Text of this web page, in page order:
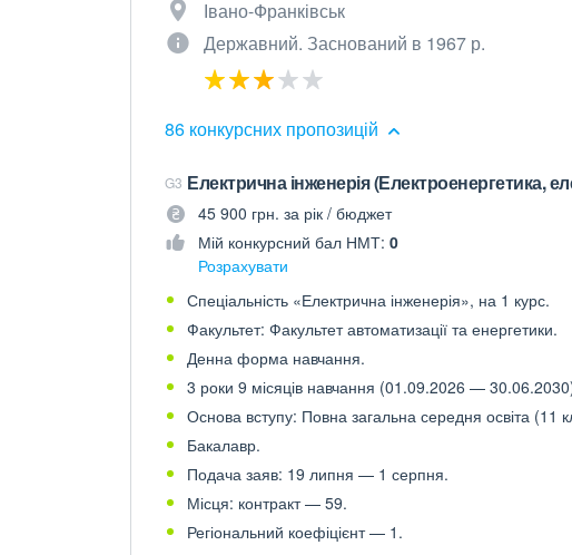
Івано-Франківськ
Державний. Заснований в 1967 р.
86 конкурсних пропозицій
G3 Електрична інженерія (Електроенергетика,
45 900 грн. за рік / бюджет
Мій конкурсний бал НМТ: 0
Розрахувати
Спеціальність «Електрична інженерія», на 1 курс.
Факультет: Факультет автоматизації та енергетики.
Денна форма навчання.
3 роки 9 місяців навчання (01.09.2026 —
Основа вступу: Повна загальна середня освіта (11
Бакалавр.
Подача заяв: 19 липня — 1 серпня.
Місця: контракт — 59.
Регіональний коефіцієнт — 1.